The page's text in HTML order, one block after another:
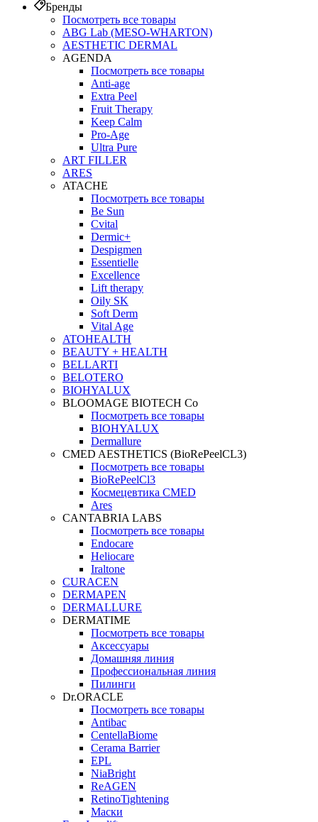
Бренды
Посмотреть все товары
ABG Lab (MESO-WHARTON)
AESTHETIC DERMAL
AGENDA
Посмотреть все товары
Anti-age
Extra Peel
Fruit Therapy
Keep Calm
Pro‑Age
Ultra Pure
ART FILLER
ARES
ATACHE
Посмотреть все товары
Be Sun
Cvital
Dermic+
Despigmen
Essentielle
Excellence
Lift therapy
Oily SK
Soft Derm
Vital Age
ATOHEALTH
BEAUTY + HEALTH
BELLARTI
BELOTERO
BIOHYALUX
BLOOMAGE BIOTECH Co
Посмотреть все товары
BIOHYALUX
Dermallure
CMED AESTHETICS (BioRePeelCL3)
Посмотреть все товары
BioRePeelCl3
Космецевтика CMED
Ares
CANTABRIA LABS
Посмотреть все товары
Endocare
Heliocare
Iraltone
CURACEN
DERMAPEN
DERMALLURE
DERMATIME
Посмотреть все товары
Аксессуары
Домашняя линия
Профессиональная линия
Пилинги
Dr.ORACLE
Посмотреть все товары
Antibac
CentellaBiome
Cerama Barrier
EPL
NiaBright
ReAGEN
RetinoTightening
Маски